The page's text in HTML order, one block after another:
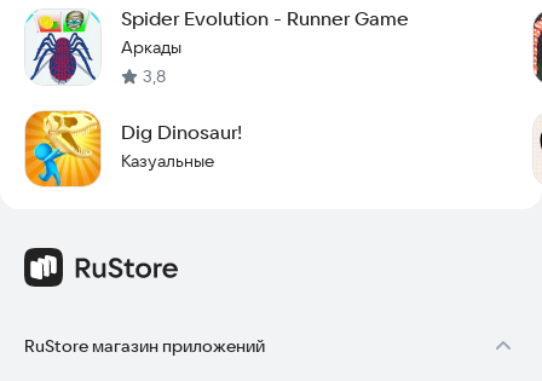
Spider Evolution - Runner Game
Аркады
3,8
Dig Dinosaur!
Казуальные
RuStore магазин приложений